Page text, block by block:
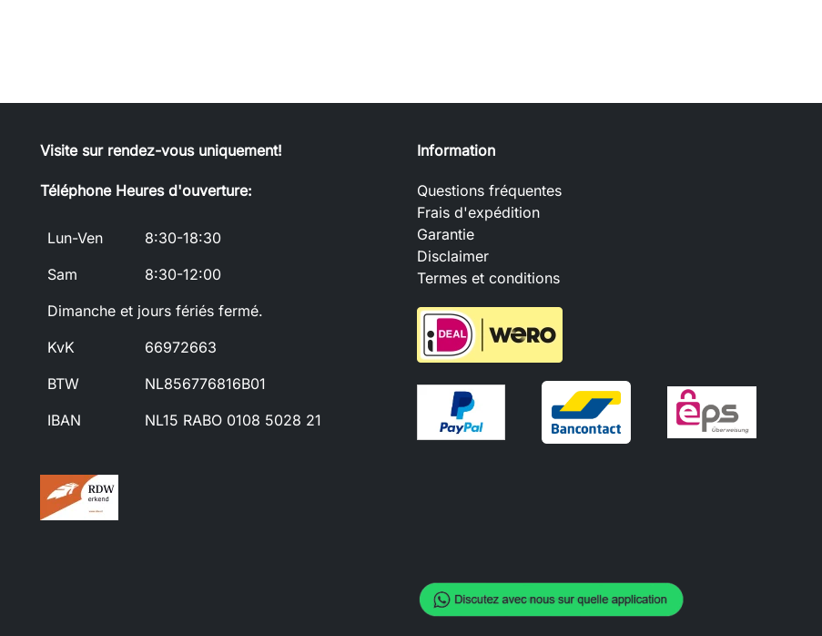
Visite sur rendez-vous uniquement!
Téléphone Heures d'ouverture:
Lun-Ven
8:30-18:30
Sam
8:30-12:00
Dimanche et jours fériés fermé.
KvK
66972663
BTW
NL856776816B01
IBAN
NL15 RABO 0108 5028 21
Information
Questions fréquentes
Frais d'expédition
Garantie
Disclaimer
Termes et conditions